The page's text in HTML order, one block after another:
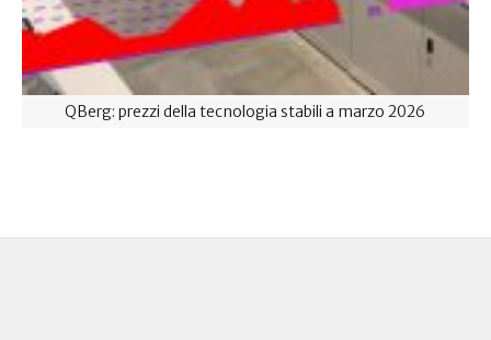
QBerg: prezzi della tecnologia stabili a marzo 2026